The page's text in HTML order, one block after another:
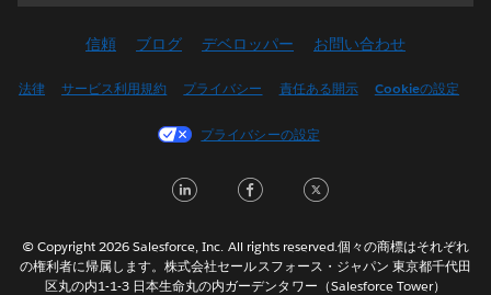
English (UK)
Français (Canada)
Italiano
Nederlands
信頼 ブログ デベロッパー お問い合わせ
法律 サービス利用規約 プライバシー 責任ある開示 Cookieの設定
プライバシーの設定
LinkedInFacebook
© Copyright 2026 Salesforce, Inc. All rights reserved.個々の商標はそれぞれ
の権利者に帰属します。株式会社セールスフォース・ジャパン 東京都千代田
区丸の内1-1-3 日本生命丸の内ガーデンタワー（Salesforce Tower）